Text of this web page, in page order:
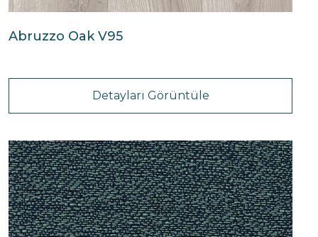
Abruzzo Oak V95
Detayları Görüntüle